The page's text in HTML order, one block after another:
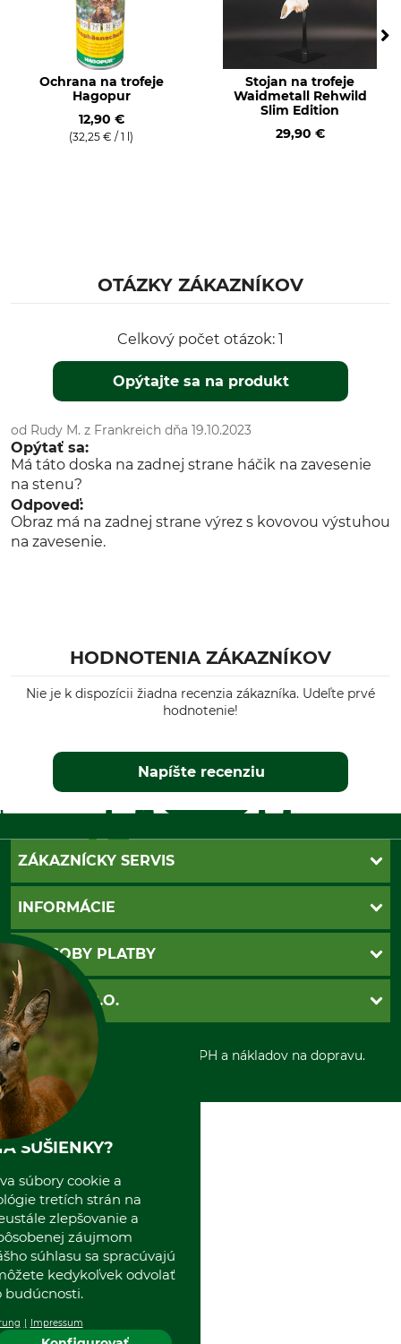
Ochrana na trofeje
Hagopur
12,90 €
(32,25 € / 1 l)
Stojan na trofeje
Waidmetall Rehwild
Slim Edition
29,90 €
OTÁZKY ZÁKAZNÍKOV
Celkový počet otázok: 1
Opýtajte sa na produkt
od Rudy M. z Frankreich dňa 19.10.2023
Opýtať sa:
Má táto doska na zadnej strane háčik na zavesenie
na stenu?
Odpoveď:
Obraz má na zadnej strane výrez s kovovou výstuhou
na zavesenie.
HODNOTENIA ZÁKAZNÍKOV
Nie je k dispozícii žiadna recenzia zákazníka. Udeľte prvé
hodnotenie!
Napíšte recenziu
ZÁKAZNÍCKY SERVIS
Kontakt
Newsletter
Nastavenia súborov cookie
INFORMÁCIE
Povinné údaje
Obchodné podmienky
Ochrana osobnych udajov
Otváracie hodiny
Zrušenie objednávky
SPÔSOBY PLATBY
Dobierka
Platba vopred
Sepa-inkaso
Osobný odber
GRUBE S.R.O.
O nás
Predajňa
Kolektív GRUBE
Naše pobočky v Európe
*Všetky ceny sú vrátane DPH a nákladov na dopravu.
SUŠIENKY?
súbory cookie a
tretích strán na
zlepšovanie a
záujmom
súhlasu sa spracúvajú
kedykoľvek odvolať
budúcnosti.
Impressum